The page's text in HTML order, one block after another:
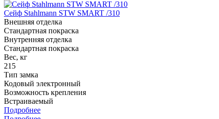
Сейф Stahlmann STW SMART /310
Внешняя отделка
Стандартная покраска
Внутренняя отделка
Стандартная покраска
Вес, кг
215
Тип замка
Кодовый электронный
Возможность крепления
Встраиваемый
Подробнее